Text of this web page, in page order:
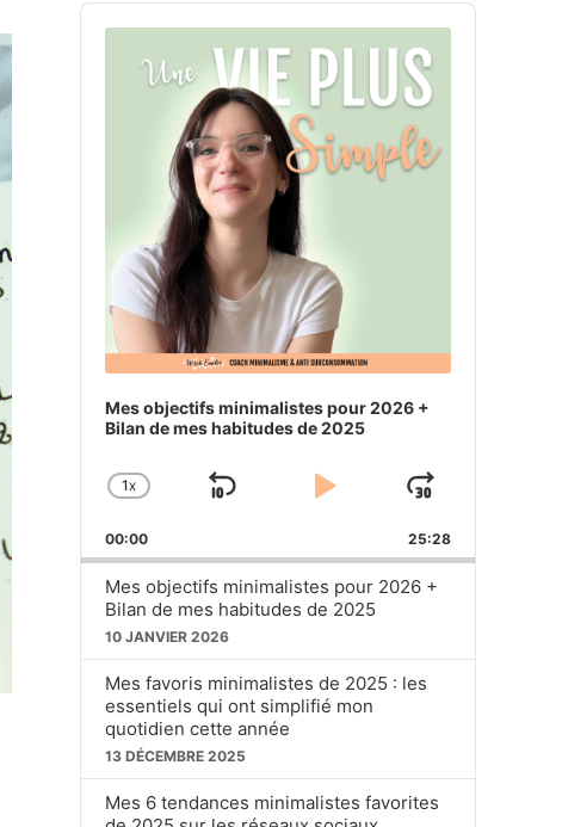
Audio
Player
Mes objectifs minimalistes pour 2026 +
Bilan de mes habitudes de 2025
CHANGE
RATE
1X
SKIP
BACKWARD
PLAY
PAUSE
JUMP
00:00 25:28
Mes objectifs minimalistes pour 2026 +
Bilan de mes habitudes de 2025
10 JANVIER 2026
Mes favoris minimalistes de 2025 : les
essentiels qui ont simplifié mon
quotidien cette année
13 DÉCEMBRE 2025
Mes 6 tendances minimalistes favorites